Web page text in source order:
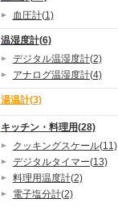
血圧計(1)
温湿度計(6)
デジタル温湿度計(2)
アナログ温湿度計(4)
湯温計(3)
キッチン・料理用(28)
クッキングスケール(11)
デジタルタイマー(13)
料理用温度計(2)
電子塩分計(2)